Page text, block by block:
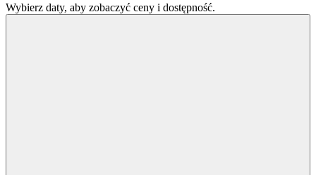
Wybierz daty, aby zobaczyć ceny i dostępność.